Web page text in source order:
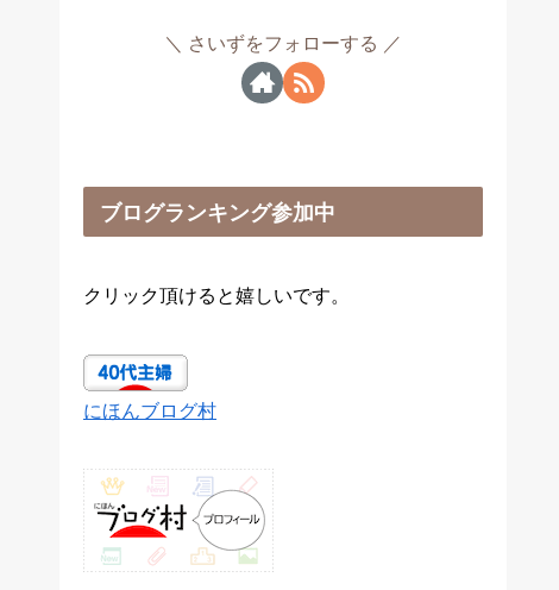
さいずをフォローする
ブログランキング参加中
クリック頂けると嬉しいです。
にほんブログ村